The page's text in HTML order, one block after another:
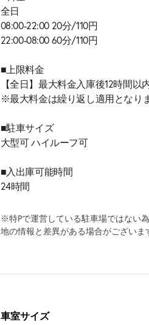
全日
08:00-22:00 20分/110円
22:00-08:00 60分/110円
■上限料金
【全日】最大料金入庫後12時間以
※最大料金は繰り返し適用となりま
■駐車サイズ
大型可 ハイルーフ可
■入出庫可能時間
24時間
※特Pで運営している駐車場ではない
地の情報と差異がある場合がございま
車室サイズ